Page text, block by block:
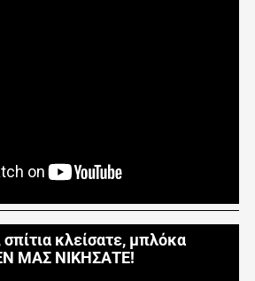
κλείσατε, μπλόκα
ΜΑΣ ΝΙΚΗΣΑΤΕ!